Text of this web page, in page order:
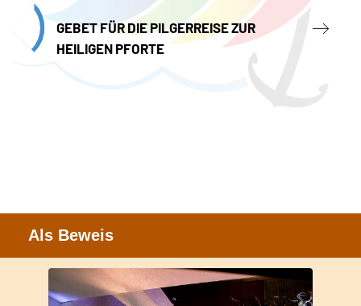
GEBET FÜR DIE PILGERREISE ZUR
HEILIGEN PFORTE
Als Beweis